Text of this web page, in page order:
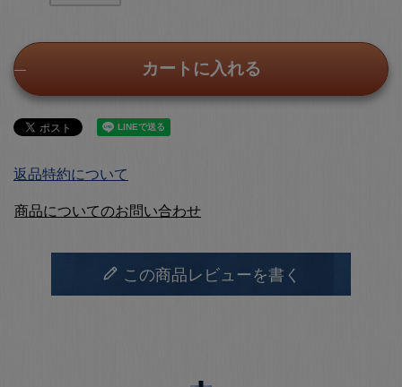
カートに入れる
返品特約について
商品についてのお問い合わせ
この商品レビューを書く